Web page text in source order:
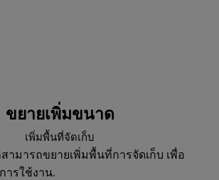
ขยายเพิ่มขนาด
เพิ่มพื้นที่จัดเก็บ
สามารถขยายเพิ่มพื้นที่การจัดเก็บ เพื่อ
ารใช้งาน.